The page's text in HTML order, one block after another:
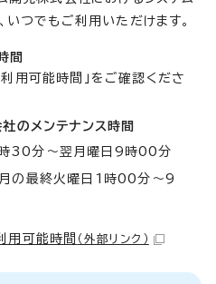
いつでもご利用いただけます。
間
用可能時間」をご確認くださ
のメンテナンス時間
30分～翌月曜日9時00分
の最終火曜日1時00分～9
用可能時間 （外部リンク）